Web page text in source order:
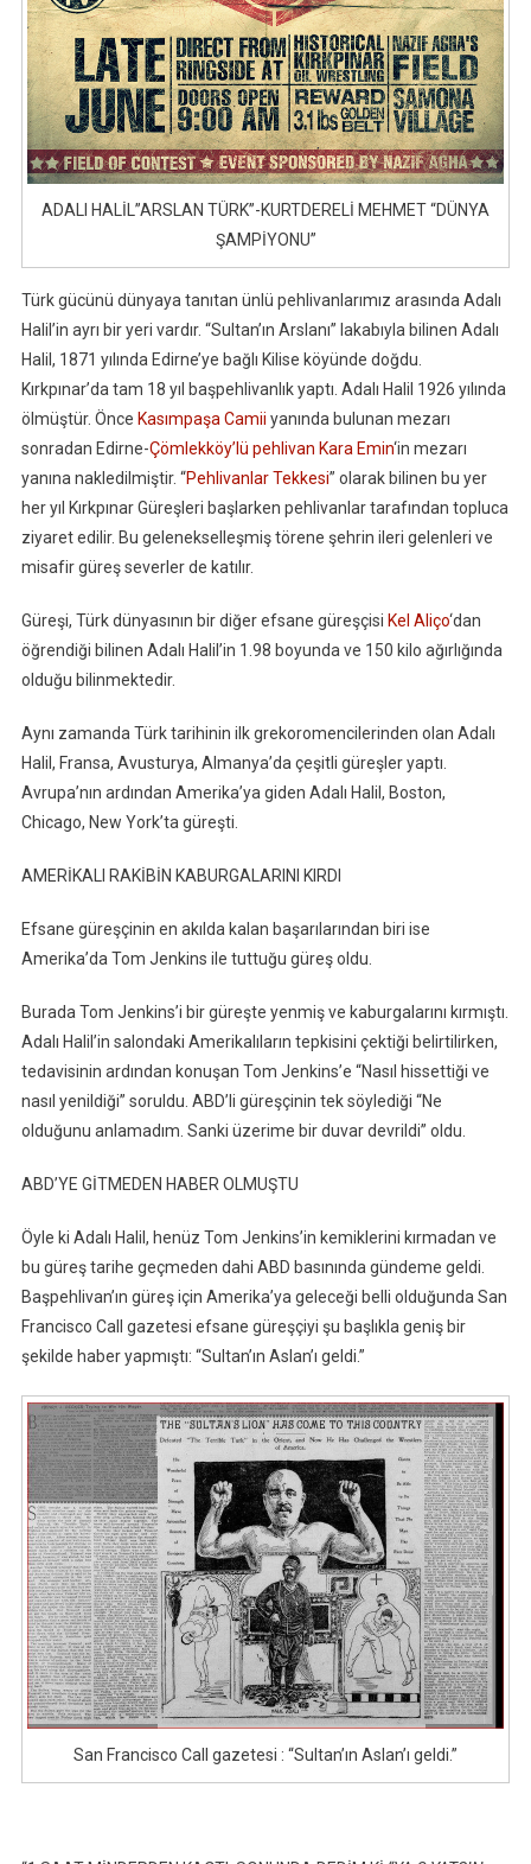
ADALI HALİL”ARSLAN TÜRK”-KURTDERELİ MEHMET “DÜNYA
ŞAMPİYONU”
Türk gücünü dünyaya tanıtan ünlü pehlivanlarımız arasında Adalı
Halil’in ayrı bir yeri vardır. “Sultan’ın Arslanı” lakabıyla bilinen Adalı
Halil, 1871 yılında Edirne’ye bağlı Kilise köyünde doğdu.
Kırkpınar’da tam 18 yıl başpehlivanlık yaptı. Adalı Halil 1926 yılında
ölmüştür. Önce Kasımpaşa Camii yanında bulunan mezarı
sonradan Edirne-Çömlekköy’lü pehlivan Kara Emin‘in mezarı
yanına nakledilmiştir. “Pehlivanlar Tekkesi” olarak bilinen bu yer
her yıl Kırkpınar Güreşleri başlarken pehlivanlar tarafından topluca
ziyaret edilir. Bu gelenekselleşmiş törene şehrin ileri gelenleri ve
misafir güreş severler de katılır.
Güreşi, Türk dünyasının bir diğer efsane güreşçisi Kel Aliço‘dan
öğrendiği bilinen Adalı Halil’in 1.98 boyunda ve 150 kilo ağırlığında
olduğu bilinmektedir.
Aynı zamanda Türk tarihinin ilk grekoromencilerinden olan Adalı
Halil, Fransa, Avusturya, Almanya’da çeşitli güreşler yaptı.
Avrupa’nın ardından Amerika’ya giden Adalı Halil, Boston,
Chicago, New York’ta güreşti.
AMERİKALI RAKİBİN KABURGALARINI KIRDI
Efsane güreşçinin en akılda kalan başarılarından biri ise
Amerika’da Tom Jenkins ile tuttuğu güreş oldu.
Burada Tom Jenkins’i bir güreşte yenmiş ve kaburgalarını kırmıştı.
Adalı Halil’in salondaki Amerikalıların tepkisini çektiği belirtilirken,
tedavisinin ardından konuşan Tom Jenkins’e “Nasıl hissettiği ve
nasıl yenildiği” soruldu. ABD’li güreşçinin tek söylediği “Ne
olduğunu anlamadım. Sanki üzerime bir duvar devrildi” oldu.
ABD’YE GİTMEDEN HABER OLMUŞTU
Öyle ki Adalı Halil, henüz Tom Jenkins’in kemiklerini kırmadan ve
bu güreş tarihe geçmeden dahi ABD basınında gündeme geldi.
Başpehlivan’ın güreş için Amerika’ya geleceği belli olduğunda San
Francisco Call gazetesi efsane güreşçiyi şu başlıkla geniş bir
şekilde haber yapmıştı: “Sultan’ın Aslan’ı geldi.”
San Francisco Call gazetesi : “Sultan’ın Aslan’ı geldi.”